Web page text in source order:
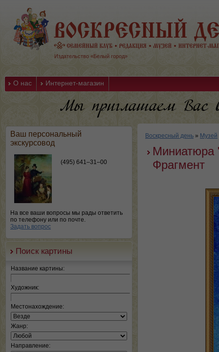
Издательство «Белый город»
О нас Интернет-магазин
Ваш персональный
экскурсовод
(495) 641–31–00
На все ваши вопросы мы рады ответить
по телефону или по почте.
Задать вопрос
Поиск картины
Название картины:
Художник:
Местонахождение:
Жанр:
Направление:
Воскресный день » Музей
Миниатюра
Фрагмент